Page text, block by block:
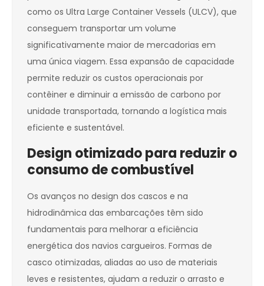
como os Ultra Large Container Vessels (ULCV), que
conseguem transportar um volume
significativamente maior de mercadorias em
uma única viagem. Essa expansão de capacidade
permite reduzir os custos operacionais por
contêiner e diminuir a emissão de carbono por
unidade transportada, tornando a logística mais
eficiente e sustentável.
Design otimizado para reduzir o
consumo de combustível
Os avanços no design dos cascos e na
hidrodinâmica das embarcações têm sido
fundamentais para melhorar a eficiência
energética dos navios cargueiros. Formas de
casco otimizadas, aliadas ao uso de materiais
leves e resistentes, ajudam a reduzir o arrasto e